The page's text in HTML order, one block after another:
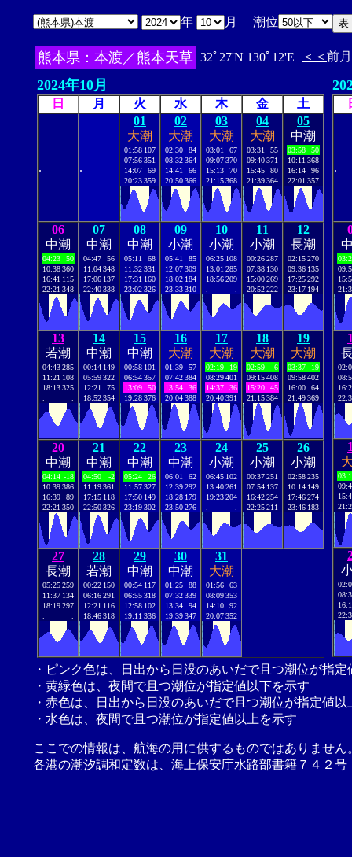
年 月 潮位
熊本県：本渡／熊本天草 32ﾟ27'N 130ﾟ12'E ＜＜ 前月
2024年10月
日 月 火 水 木 金 土
. .
01
大潮
01:58 107
07:56351
14:07
69
20:23359
02
大潮
02:30
84
08:32364
14:41
66
20:50366
03
大潮
03:01
67
09:07370
15:13
70
21:15368
04
大潮
03:31
55
09:40371
15:45
80
21:39364
05
中潮
03:58
50
10:11 368
16:14
96
22:01 357
06
中潮
04:23
50
10:38360
16:41 115
22:21 348
07
中潮
04:47
56
11:04348
17:06 137
22:40338
08
中潮
05:11
68
11:32331
17:31 160
23:02326
09
小潮
05:41
85
12:07309
18:02 184
23:33310
10
小潮
06:25 108
13:01 285
18:56209
11
小潮
00:26287
07:38 130
15:00269
20:52222
12
長潮
02:15270
09:36 135
17:25292
23:17 194
13
若潮
04:43285
11:21 108
18:13325
14
中潮
00:14 149
05:59322
12:21
75
18:52354
15
中潮
00:58 101
06:54357
13:09
50
19:28376
16
大潮
01:39
57
07:42384
13:54
36
20:04388
17
大潮
02:19
19
08:29401
14:37
36
20:40391
18
大潮
02:59
-6
09:15408
15:20
45
21:15384
19
大潮
03:37 -19
09:58402
16:00
64
21:49369
20
中潮
04:14 -18
10:39386
16:39
89
22:21 350
21
中潮
04:50
-2
11:19361
17:15 118
22:50326
22
中潮
05:24
26
11:57327
17:50 149
23:19302
23
中潮
06:01
62
12:39292
18:28 179
23:50276
24
小潮
06:45 102
13:40261
19:23204
25
小潮
00:37251
07:54 137
16:42254
22:25211
26
小潮
02:58235
10:14 149
17:46274
23:46 183
27
長潮
05:25259
11:37 134
18:19297
28
若潮
00:22 150
06:16291
12:21 116
18:46318
29
中潮
00:54 117
06:55318
12:58 102
19:11 336
30
中潮
01:25
88
07:32339
13:34
94
19:39347
31
大潮
01:56
63
08:09353
14:10
92
20:07352
.
・ピンク色は、日出から日没のあいだで且つ潮位が指
・黄緑色は、夜間で且つ潮位が指定値以下を示す
・赤色は、日出から日没のあいだで且つ潮位が指定値以
・水色は、夜間で且つ潮位が指定値以上を示す
ここでの情報は、航海の用に供するものではありませ
各港の潮汐調和定数は、海上保安庁水路部書籍７４２